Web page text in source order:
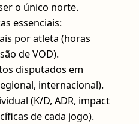
o único norte.
essenciais:
por atleta (horas
de VOD).
disputados em
internacional).
(K/D, ADR, impact
de cada jogo).